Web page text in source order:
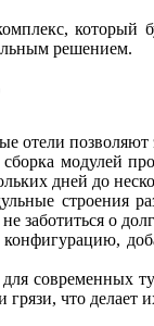
который
решением.
отели позволяют
модулей
дней до
строения
заботиться о
современных
что делает